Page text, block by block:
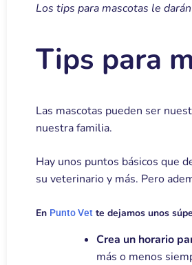
Los tips para mascotas le
Tips para
Las mascotas pueden ser
nuestra familia.
Hay unos puntos básicos que
su veterinario y más. Pero
En Punto Vet te dejamos unos
Crea un horario
más o menos